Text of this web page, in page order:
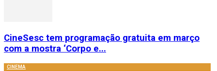
CineSesc tem programação gratuita em março
com a mostra ‘Corpo e...
CINEMA